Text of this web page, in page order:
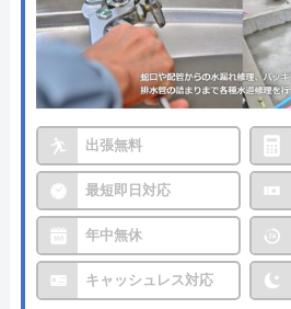
出張無料
最短即日対応
年中無休
キャッシュレス対応